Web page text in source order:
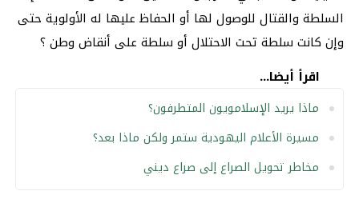
السلطة والقتال للوصول لها أو الحفاظ عليها له الأولوية حتى
وإن كانت سلطة تحت الاحتلال أو سلطة على أنقاض وطن ؟
اقرأ أيضا...
ماذا يريد الإسلامويون المتطرفون؟
مسيرة الأعلام اليهودية ستمر ولكن ماذا بعد؟
مخاطر تحويل الصراع إلى صراع ديني